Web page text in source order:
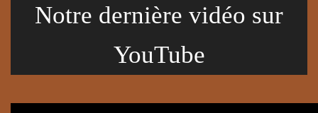
Notre dernière vidéo sur
YouTube